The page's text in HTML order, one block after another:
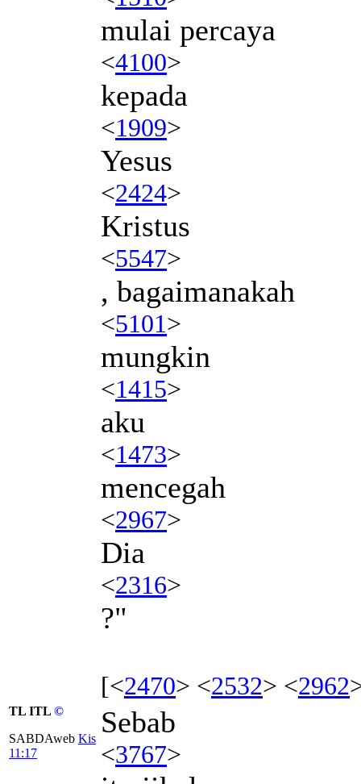
mulai percaya
<4100>
kepada
<1909>
Yesus
<2424>
Kristus
<5547>
, bagaimanakah
<5101>
mungkin
<1415>
aku
<1473>
mencegah
<2967>
Dia
<2316>
?"
[<2470> <2532> <2962
TL ITL ©
SABDAweb Kis
11:17
Sebab
<3767>